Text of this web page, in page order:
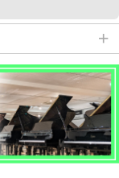
＋
ン
エリア